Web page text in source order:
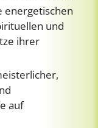
energetischen
und
ihrer
auf